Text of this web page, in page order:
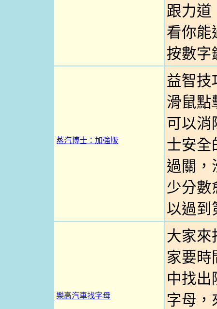
跟力道
看你能
按數字
蒸汽博士：加強版
益智技
滑鼠點
可以消
士安全
過關，
少分數
以過到
樂高汽車找字母
大家來
家要時
中找出
字母，